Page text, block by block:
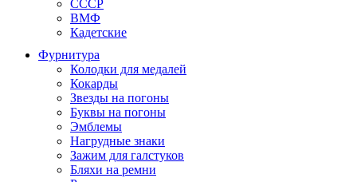
СССР
ВМФ
Кадетские
Фурнитура
Колодки для медалей
Кокарды
Звезды на погоны
Буквы на погоны
Эмблемы
Нагрудные знаки
Зажим для галстуков
Бляхи на ремни